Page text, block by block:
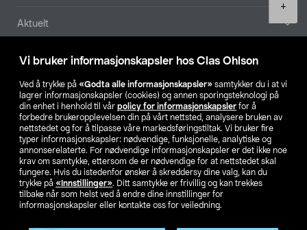
Vi bruker informasjonskapsler hos Clas Ohlson
Ved å trykke på «Godta alle informasjonskapsler» samtykker du i at vi
lagrer informasjonskapsler (cookies) og annen sporingsteknologi på
din enhet i henhold til vår policy for informasjonskapsler for å
forbedre brukeropplevelsen din på vårt nettsted, analysere bruken av
nettstedet og for å tilpasse våre markedsføringstiltak. Vi bruker fire
typer informasjonskapsler: nødvendige, funksjonelle, analytiske og
annonserelaterte. For nødvendige informasjonskapsler er det ikke noe
krav om samtykke, ettersom de er nødvendige for at nettstedet skal
fungere. Hvis du istedenfor ønsker å skreddersy dine valg, kan du
trykke på «Innstillinger». Ditt samtykke er frivillig og kan trekkes
tilbake når som helst ved å endre dine innstillinger for
informasjonskapsler eller kontakte oss for veiledning.
+
Aktuelt
Våre selskaper
Finn din butikk
SE NO FI